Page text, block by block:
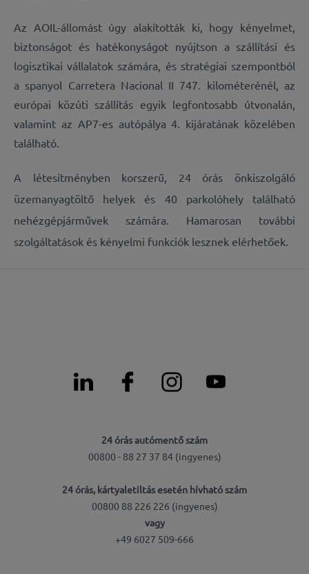
Az AOIL-állomást úgy alakították ki, hogy kényelmet,
biztonságot és hatékonyságot nyújtson a szállítási és
logisztikai vállalatok számára, és stratégiai szempontból
a spanyol Carretera Nacional II 747. kilométerénél, az
európai közúti szállítás egyik legfontosabb útvonalán,
valamint az AP7-es autópálya 4. kijáratának közelében
található.
A létesítményben korszerű, 24 órás önkiszolgáló
üzemanyagtöltő helyek és 40 parkolóhely található
nehézgépjárművek számára. Hamarosan további
szolgáltatások és kényelmi funkciók lesznek elérhetőek.
24 órás autómentő szám
00800 - 88 27 37 84 (ingyenes)
24 órás, kártyaletiltás esetén hívható szám
00800 88 226 226 (ingyenes)
vagy
+49 6027 509-666